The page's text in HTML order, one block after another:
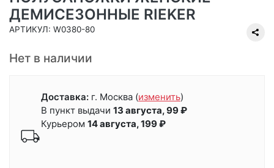
ДЕМИСЕЗОННЫЕ RIEKER
АРТИКУЛ: W0380-80
Нет в наличии
Доставка: г. Москва (изменить)
В пункт выдачи 13 августа, 99 ₽
Курьером 14 августа, 199 ₽